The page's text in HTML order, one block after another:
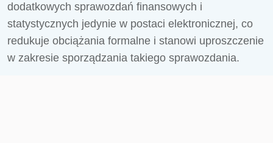
dodatkowych sprawozdań finansowych i
statystycznych jedynie w postaci elektronicznej, co
redukuje obciążania formalne i stanowi uproszczenie
w zakresie sporządzania takiego sprawozdania.